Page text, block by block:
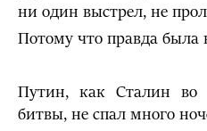
ни один выстрел, не
Потому что правда была
Путин, как Сталин во
битвы, не спал много